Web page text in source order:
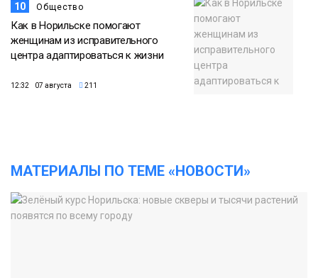
10 Общество
Как в Норильске помогают
женщинам из исправительного
центра адаптироваться к жизни
12:32 07 августа 211
МАТЕРИАЛЫ ПО ТЕМЕ «НОВОСТИ»